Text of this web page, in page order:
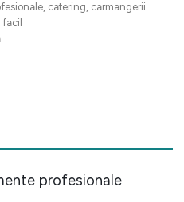
catering, carmangerii
profesionale